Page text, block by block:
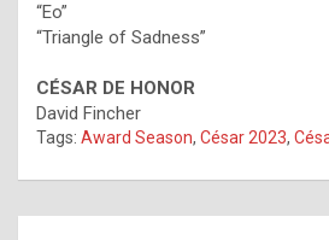
“Eo”
“Triangle of Sadness”
CÉSAR DE HONOR
David Fincher
Tags: Award Season, César 2023,